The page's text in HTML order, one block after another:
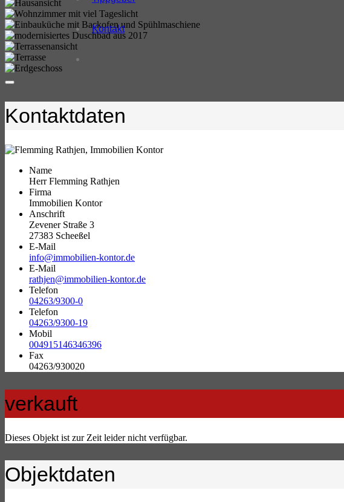
Kontakt
Kontaktdaten
Name
Herr Flemming Rathjen
Firma
Immobilien Kontor
Anschrift
Zevener Straße 3
27383 Scheeßel
E-Mail
info@immobilien-kontor.de
E-Mail
rathjen@immobilien-kontor.de
Telefon
04263/9300-0
Telefon
04263/9300-19
Mobil
004915146346396
Fax
04263/930020
verkauft
Dieses Objekt ist zur Zeit leider nicht verfügbar.
Objektdaten